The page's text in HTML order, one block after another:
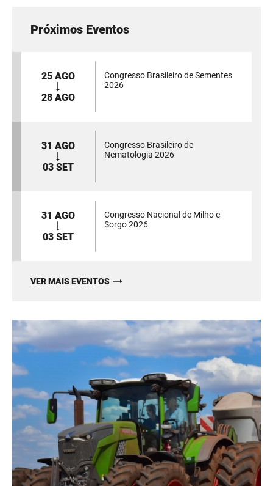
Próximos Eventos
25 AGO
28 AGO
Congresso Brasileiro de Sementes
2026
31 AGO
03 SET
Congresso Brasileiro de
Nematologia 2026
31 AGO
03 SET
Congresso Nacional de Milho e
Sorgo 2026
VER MAIS EVENTOS